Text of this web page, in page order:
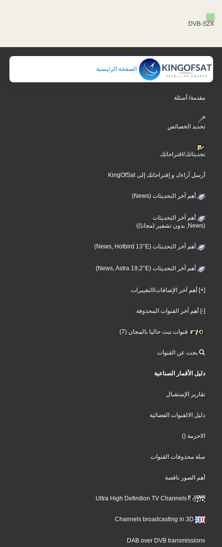
DVB-S2X
الصفحة الرئيسية
مقدمة/ أسئلة
تحديد الخصائص
تحديثاتك/اقتراحاتك
أرسل آراءك و إقتراحاتك إلى KingOfSat
أهم آخر التحديثات (News)
أهم آخر التحديثات
(News, بدون تشفير (مجانا))
أهم آخر التحديثات (News, Hotbird 13°E)
أهم آخر التحديثات (News, Astra 19,2°E)
[+] أهم آخر الإضافات/التغييرات
[-] أهم آخر القنوات المحذوفة
قنوات تبث حاليا بالمجان (7)
بحث عن القنوات
دليل الأقمار الصناعية
تقارير الإستقبال
دليل الالقنوات الفضائية
الاحزمة ()
سلة محذوفات القنوات
أهم الصور ناقصة
Ultra High Definition TV Channels
DAB over DVB transmissions